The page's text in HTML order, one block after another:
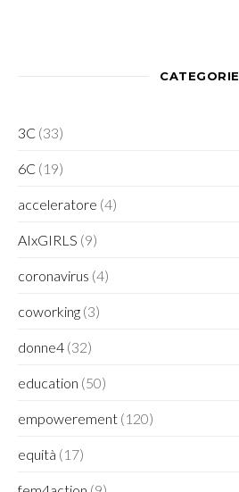
CATEGORIE
3C (33)
6C (19)
acceleratore (4)
AIxGIRLS (9)
coronavirus (4)
coworking (3)
donne4 (32)
education (50)
empowerement (120)
equità (17)